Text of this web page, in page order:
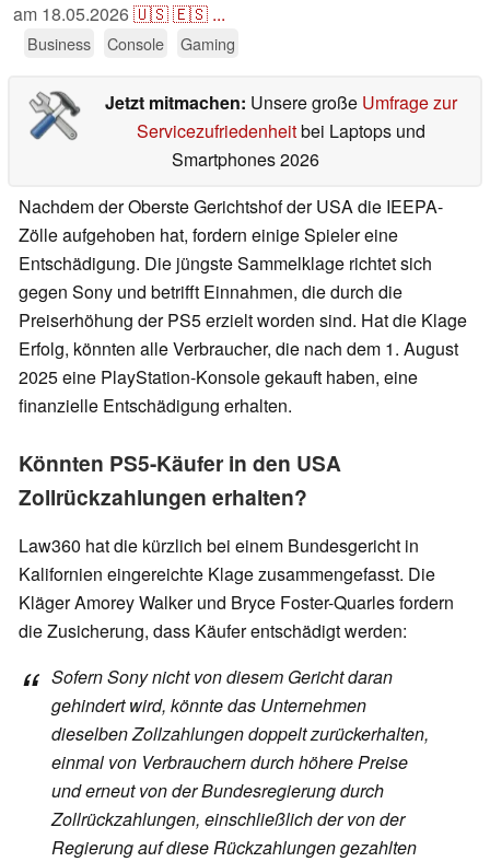
am 18.05.2026🇺🇸🇪🇸 ...
Business Console Gaming
Jetzt mitmachen: Unsere große Umfrage zur
Servicezufriedenheitbei Laptops und
Smartphones 2026
Nachdem der Oberste Gerichtshof der USA die IEEPA-
Zölle aufgehoben hat, fordern einige Spieler eine
Entschädigung. Die jüngste Sammelklage richtet sich
gegen Sony und betrifft Einnahmen, die durch die
Preiserhöhung der PS5 erzielt worden sind. Hat die Klage
Erfolg, könnten alle Verbraucher, die nach dem 1. August
2025 eine PlayStation-Konsole gekauft haben, eine
finanzielle Entschädigung erhalten.
Könnten PS5-Käufer in den USA
Zollrückzahlungen erhalten?
Law360 hat die kürzlich bei einem Bundesgericht in
Kalifornien eingereichte Klage zusammengefasst. Die
Kläger Amorey Walker und Bryce Foster-Quarles fordern
die Zusicherung, dass Käufer entschädigt werden:
Sofern Sony nicht von diesem Gericht daran
gehindert wird, könnte das Unternehmen
dieselben Zollzahlungen doppelt zurückerhalten,
einmal von Verbrauchern durch höhere Preise
und erneut von der Bundesregierung durch
Zollrückzahlungen, einschließlich der von der
Regierung auf diese Rückzahlungen gezahlten